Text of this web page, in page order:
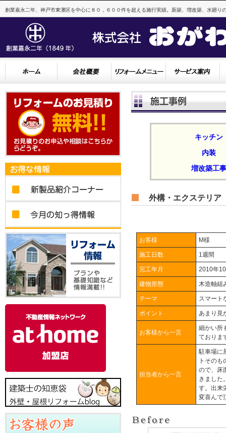
創業嘉永二年、神戸市東灘区を中心に８０，６００件を超える施行実績。新築、増改築、水廻
キッチン
内装
増改築工事
外構・エクステリア
お客様 M様
施工日数 1週間
完工年月 2010年
建物形態 木造軸組
テーマ スマート
ポイント あまり見
お客様から一言
細かい所
ておりま
担当者から一言
駐車場に
トその
ので、床
きました
す。出来
変喜んで